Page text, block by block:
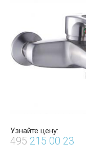
Узнайте цену:
495 215 00 23